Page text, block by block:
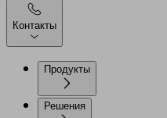
Контакты
Продукты
Решения